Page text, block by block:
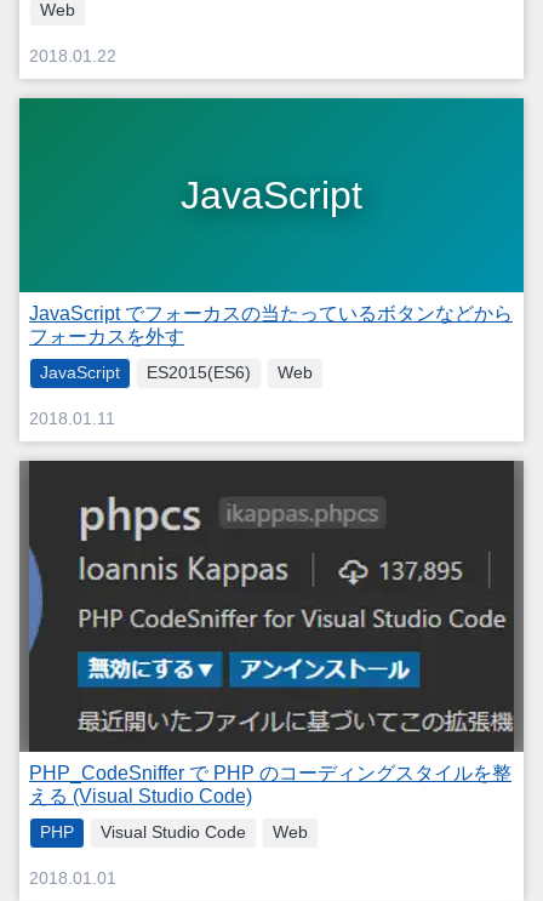
Web
2018.01.22
JavaScript
JavaScript でフォーカスの当たっているボタンなどから
フォーカスを外す
JavaScript ES2015(ES6) Web
2018.01.11
PHP_CodeSniffer で PHP のコーディングスタイルを整
える (Visual Studio Code)
PHP Visual Studio Code Web
2018.01.01